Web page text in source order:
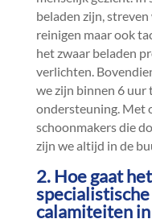
beladen zijn,
reinigen maar ook
het zwaar beladen
verlichten.​
we zijn binnen 6 uur
ondersteuning.​ Met
schoonmakers die
zijn we altijd in de
2.​ Hoe gaat
calamiteiten in